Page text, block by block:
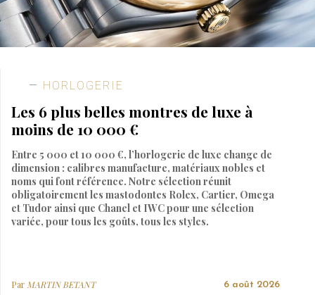
HORLOGERIE
Les 6 plus belles montres de luxe à
moins de 10 000 €
Entre 5 000 et 10 000 €, l’horlogerie de luxe change de
dimension : calibres manufacture, matériaux nobles et
noms qui font référence. Notre sélection réunit
obligatoirement les mastodontes Rolex, Cartier, Omega
et Tudor ainsi que Chanel et IWC pour une sélection
variée, pour tous les goûts, tous les styles.
ParMARTIN BETANT 6 août 2026